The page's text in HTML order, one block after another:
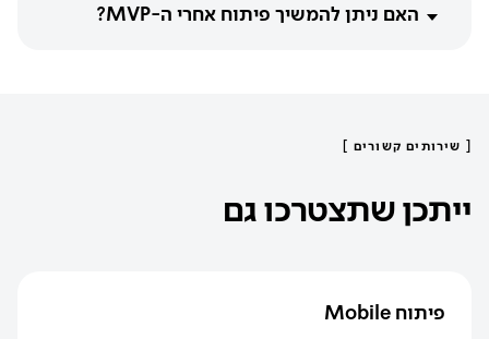
האם ניתן להמשיך פיתוח אחרי ה-MVP?
[ שירותים קשורים ]
ייתכן שתצטרכו גם
פיתוח Mobile